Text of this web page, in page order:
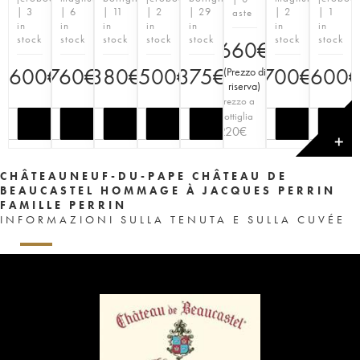
| 3
in
stock
€
| 6
in
stock
760€
| 11
in
stock
380€
| 2
in
stock
1500€
| 29
in
stock
375€
aste
660€
(Prezzo di
riserva)
Prezzo a
bottiglia
220€
| 2
in
stock
700€
| 1
in
stock
1600
✕
CHÂTEAUNEUF-DU-PAPE CHÂTEAU DE
BEAUCASTEL HOMMAGE À JACQUES PERRIN
FAMILLE PERRIN
INFORMAZIONI SULLA TENUTA E SULLA CUVÉE